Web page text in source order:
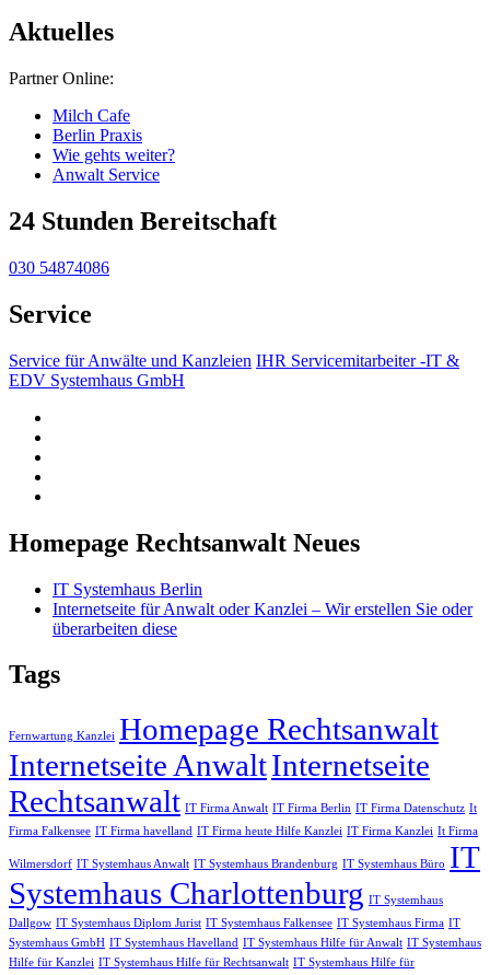
Aktuelles
Partner Online:
Milch Cafe
Berlin Praxis
Wie gehts weiter?
Anwalt Service
24 Stunden Bereitschaft
030 54874086
Service
Service für Anwälte und Kanzleien IHR Servicemitarbeiter -IT &
EDV Systemhaus GmbH
Homepage Rechtsanwalt Neues
IT Systemhaus Berlin
Internetseite für Anwalt oder Kanzlei – Wir erstellen Sie oder
überarbeiten diese
Tags
Fernwartung Kanzlei Homepage Rechtsanwalt
Internetseite AnwaltInternetseite
Rechtsanwalt IT Firma Anwalt IT Firma Berlin IT Firma Datenschutz It
Firma Falkensee IT Firma havelland IT Firma heute Hilfe Kanzlei IT Firma Kanzlei It Firma
Wilmersdorf IT Systemhaus Anwalt IT Systemhaus Brandenburg IT Systemhaus Büro IT
Systemhaus Charlottenburg IT Systemhaus
Dallgow IT Systemhaus Diplom Jurist IT Systemhaus Falkensee IT Systemhaus Firma IT
Systemhaus GmbH IT Systemhaus Havelland IT Systemhaus Hilfe für Anwalt IT Systemhaus
Hilfe für Kanzlei IT Systemhaus Hilfe für Rechtsanwalt IT Systemhaus Hilfe für